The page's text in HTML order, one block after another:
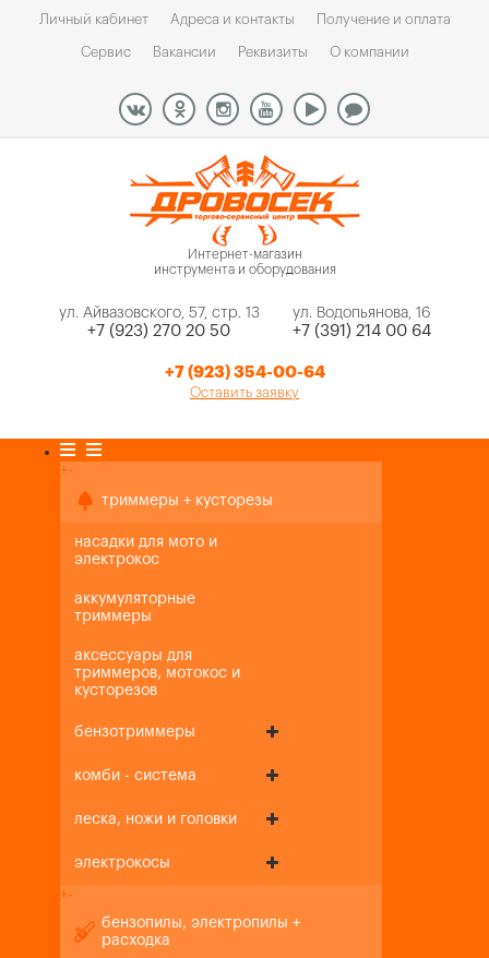
Личный кабинет Адреса и контакты Получение и оплата
Сервис Вакансии Реквизиты О компании
Интернет-магазин
инструмента и оборудования
ул. Айвазовского, 57, стр. 13
+7 (923) 270 20 50
ул. Водопьянова, 16
+7 (391) 214 00 64
+7 (923) 354-00-64
Оставить заявку
+-
триммеры + кусторезы
насадки для мото и
электрокос
аккумуляторные
триммеры
аксессуары для
триммеров, мотокос и
кусторезов
бензотриммеры
комби - система
леска, ножи и головки
электрокосы
+-
бензопилы, электропилы +
расходка